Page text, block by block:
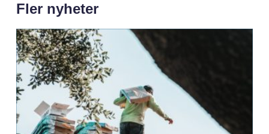
Fler nyheter